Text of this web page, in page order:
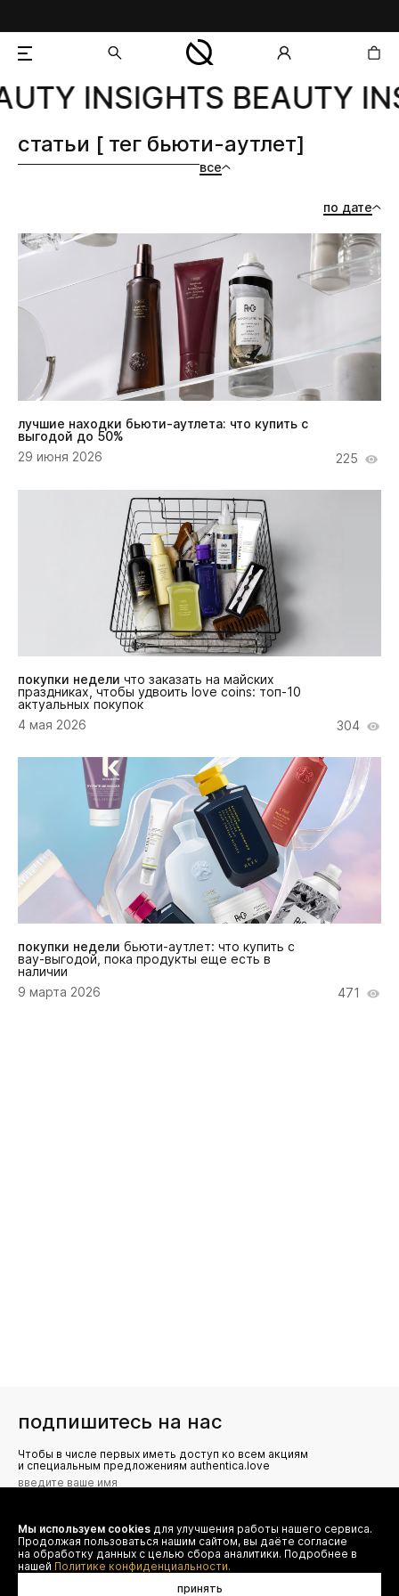
добавлен в корзину
INSIGHTS BEAUTY
все
статьи [ тег бьюти-аутлет]
по дате
лучшие находки бьюти-аутлета: что купить с
выгодой до 50%
29 июня 2026
225
покупки недели что заказать на майских
праздниках, чтобы удвоить love coins: топ-10
актуальных покупок
4 мая 2026
304
покупки недели бьюти-аутлет: что купить с
вау-выгодой, пока продукты еще есть в
наличии
9 марта 2026
471
подпишитесь на нас
Чтобы в числе первых иметь доступ ко всем акциям
и специальным предложениям authentica.love
Я даю согласие на сбор, обработку и хранение моих
персональных данных (имя, email, телефон) для получения
рекламных и информационных рассылок от ООО 'БТ
Юнайтед', а также ознакомлен(а) с
Политикой конфиденциальности
Мы используем cookies для улучшения работы нашего сервиса.
Продолжая пользоваться нашим сайтом, вы даёте согласие
на обработку данных с целью сбора аналитики. Подробнее в
нашей Политике конфиденциальности.
принять